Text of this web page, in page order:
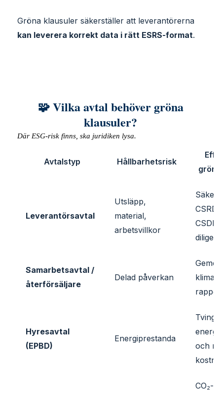
Gröna klausuler säkerställer att leverantörerna
kan leverera korrekt data i rätt ESRS-format.
🧩 Vilka avtal behöver gröna
klausuler?
Där ESG-risk finns, ska juridiken lysa.
Avtalstyp Hållbarhetsrisk
grön
Leverantörsavtal
Utsläpp,
material,
arbetsvillkor
Samarbetsavtal /
återförsäljare
Delad påverkan
Hyresavtal
(EPBD)
Energiprestanda
och
CO₂-